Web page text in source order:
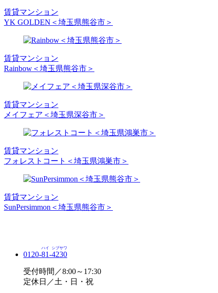
賃貸マンション
YK GOLDEN＜埼玉県熊谷市＞
賃貸マンション
Rainbow＜埼玉県熊谷市＞
賃貸マンション
メイフェア＜埼玉県深谷市＞
賃貸マンション
フォレストコート＜埼玉県鴻巣市＞
賃貸マンション
SunPersimmon＜埼玉県熊谷市＞
0120-81
ハイ
-4230
シブサワ
受付時間／8:00～17:30
定休日／土・日・祝